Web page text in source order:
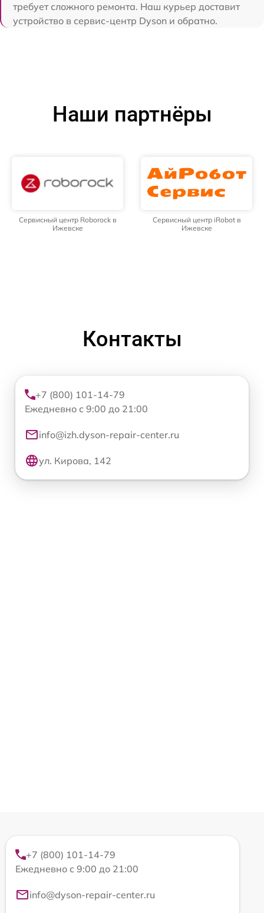
требует сложного ремонта. Наш курьер доставит
устройство в сервис-центр Dyson и обратно.
Наши партнёры
Сервисный центр Roborock в
Ижевске
Сервисный центр iRobot в
Ижевске
Контакты
+7 (800) 101-14-79
Ежедневно с 9:00 до 21:00
info@izh.dyson-repair-center.ru
ул. Кирова, 142
+7 (800) 101-14-79
Ежедневно с 9:00 до 21:00
info@dyson-repair-center.ru